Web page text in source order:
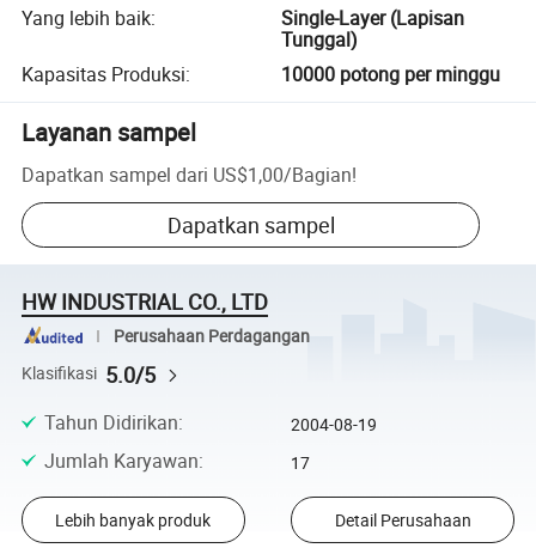
Yang lebih baik:
Single-Layer (Lapisan
Tunggal)
Kapasitas Produksi: 10000 potong per minggu
Layanan sampel
Dapatkan sampel dari US$1,00/Bagian!
Dapatkan sampel
HW INDUSTRIAL CO., LTD
Perusahaan Perdagangan
Klasifikasi 5.0/5
Tahun Didirikan: 2004-08-19
Jumlah Karyawan: 17
Lebih banyak produk Detail Perusahaan